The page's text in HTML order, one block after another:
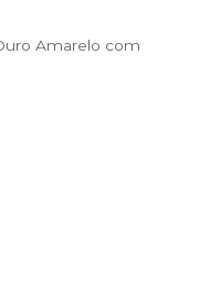
Amarelo com